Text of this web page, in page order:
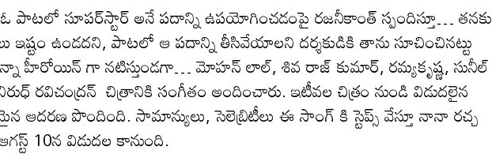
సూపర్‌స్టార్‌ అనే పదాన్ని ఉపయోగించడంపై రజనీకాంత్‌ స్పందిస్తూ… తనకు
ఇష్టం ఉండదని, పాటలో ఆ పదాన్ని తీసివేయాలని దర్శకుడికి తాను సూచించినట్టు
హీరోయిన్ గా నటిస్తుండగా… మోహన్ లాల్, శివ రాజ్ కుమార్, రమ్యకృష్ణ, సునీల్
ర‌విచంద్ర‌న్ చిత్రానికి సంగీతం అందించారు. ఇటీవ‌ల చిత్రం నుండి విడుద‌లైన
ఆదరణ పొందింది. సామాన్యులు, సెలెబ్రిటీలు ఈ సాంగ్ కి స్టెప్స్ వేస్తూ నానా ర‌చ్చ
10న విడుదల కానుంది.